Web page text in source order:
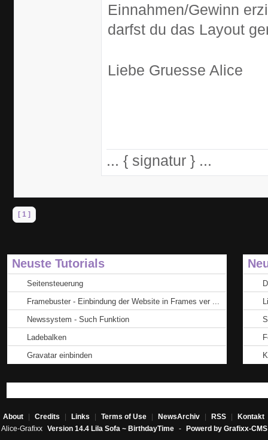
Einnahmen/Gewinn
darfst du das Layout
Liebe Gruesse Alice
... { signatur } ...
[ 1 ]
Neuste Tutorials
Seitensteuerung
Framebuster - Einbindung der Website in Frames ver ...
Newssystem - Such Funktion
Ladebalken
Gravatar einbinden
About Credits Links Terms of Use NewsArchiv RSS Kontakt
Alice-Grafixx Version 14.4 Lila Sofa ~ BirthdayTime - Powerd by Grafixx-CMS